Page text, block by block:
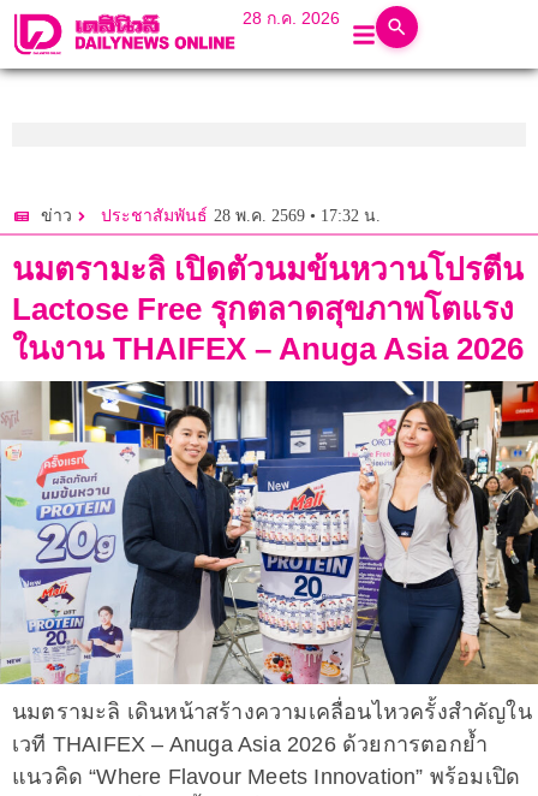
28 ก.ค. 2026
ข่าว ประชาสัมพันธ์ 28 พ.ค. 2569 • 17:32 น.
นมตรามะลิ เปิดตัวนมข้นหวานโปรตีน
Lactose Free รุกตลาดสุขภาพโตแรง
ในงาน THAIFEX – Anuga Asia 2026
นมตรามะลิ เดินหน้าสร้างความเคลื่อนไหวครั้งสำคัญใน
เวที THAIFEX – Anuga Asia 2026 ด้วยการตอกย้ำ
แนวคิด “Where Flavour Meets Innovation” พร้อมเปิด